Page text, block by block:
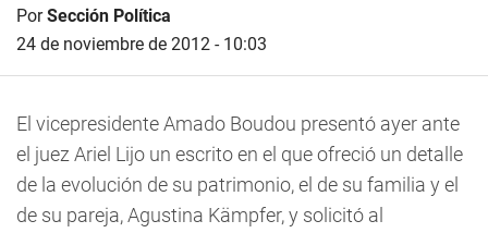
PorSección Política
24 de noviembre de 2012 - 10:03
El vicepresidente Amado Boudou presentó ayer ante
el juez Ariel Lijo un escrito en el que ofreció un detalle
de la evolución de su patrimonio, el de su familia y el
de su pareja, Agustina Kämpfer, y solicitó al